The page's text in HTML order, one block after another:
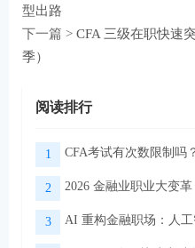
型出路
下一篇 > CFA 三级在职快速
季）
阅读排行
1 CFA考试有次数限制吗
2 2026 金融业职业大变
3 AI 重构金融职场：人